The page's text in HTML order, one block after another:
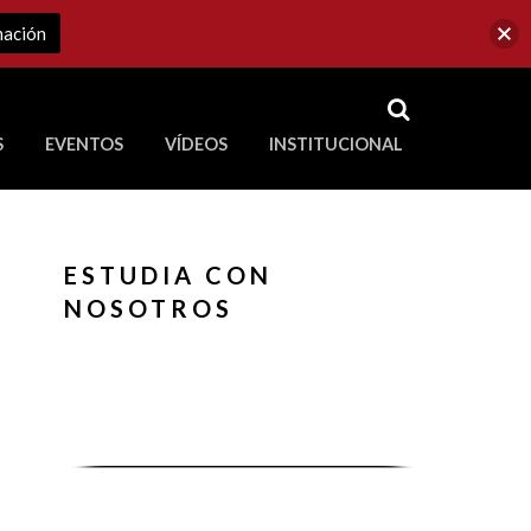
RSS
EVENTOS VÍDEOS INSTITUCIONAL
ESTUDIA CON
NOSOTROS